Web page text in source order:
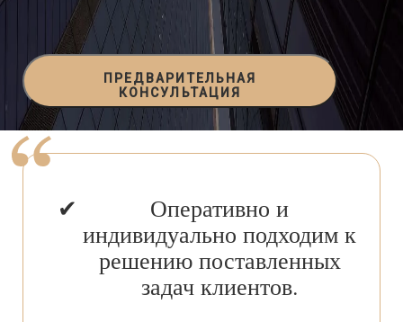
ПРЕДВАРИТЕЛЬНАЯ
КОНСУЛЬТАЦИЯ
Оперативно и
индивидуально подходим к
решению поставленных
задач клиентов.